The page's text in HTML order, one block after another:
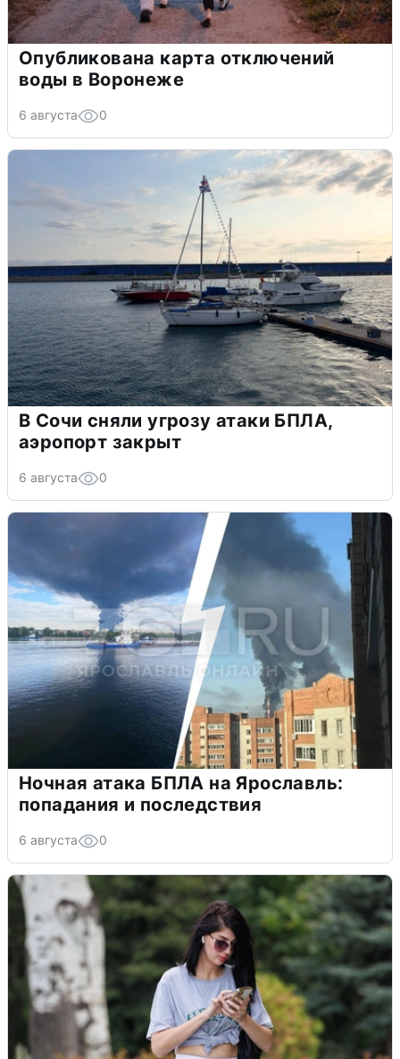
Опубликована карта отключений
воды в Воронеже
6 августа 0
В Сочи сняли угрозу атаки БПЛА,
аэропорт закрыт
6 августа 0
Ночная атака БПЛА на Ярославль:
попадания и последствия
6 августа 0